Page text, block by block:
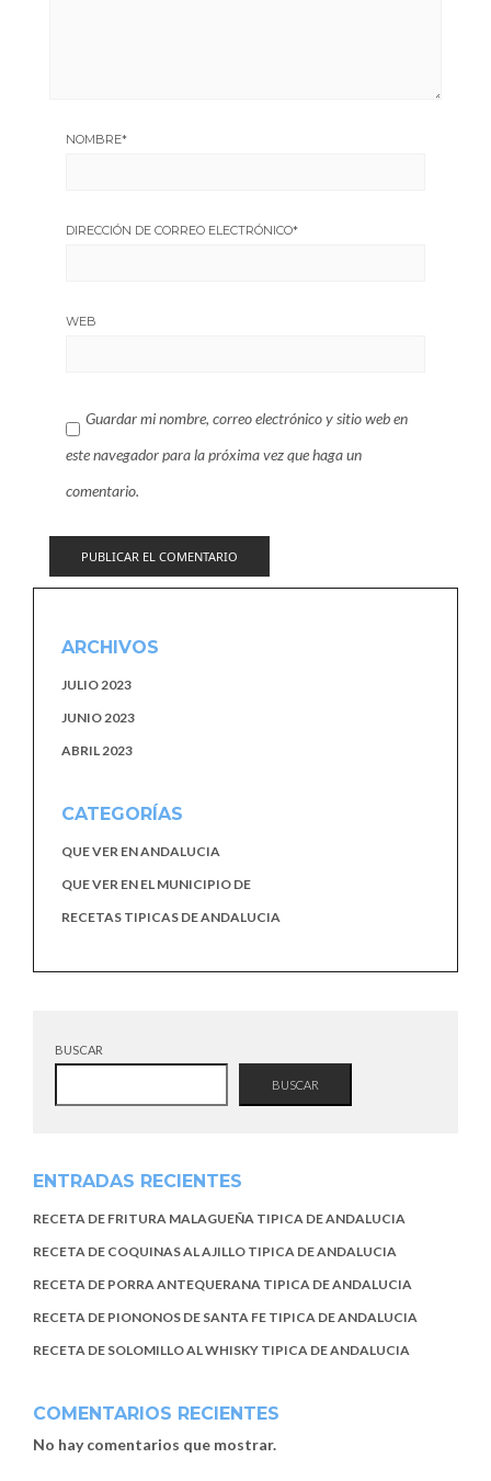
NOMBRE*
DIRECCIÓN DE CORREO ELECTRÓNICO*
WEB
Guardar mi nombre, correo electrónico y sitio web en
este navegador para la próxima vez que haga un
comentario.
ARCHIVOS
JULIO 2023
JUNIO 2023
ABRIL 2023
CATEGORÍAS
QUE VER EN ANDALUCIA
QUE VER EN EL MUNICIPIO DE
RECETAS TIPICAS DE ANDALUCIA
BUSCAR
BUSCAR
ENTRADAS RECIENTES
RECETA DE FRITURA MALAGUEÑA TIPICA DE ANDALUCIA
RECETA DE COQUINAS AL AJILLO TIPICA DE ANDALUCIA
RECETA DE PORRA ANTEQUERANA TIPICA DE ANDALUCIA
RECETA DE PIONONOS DE SANTA FE TIPICA DE ANDALUCIA
RECETA DE SOLOMILLO AL WHISKY TIPICA DE ANDALUCIA
COMENTARIOS RECIENTES
No hay comentarios que mostrar.